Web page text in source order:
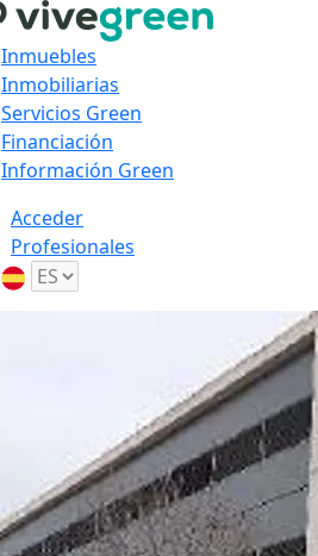
Inmuebles
Inmobiliarias
Servicios Green
Financiación
Información Green
Acceder
Profesionales